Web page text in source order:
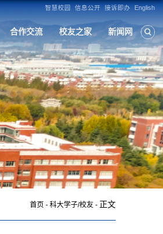
学科建设 招生就业 科
首页 -科大学子/校友 - 正文